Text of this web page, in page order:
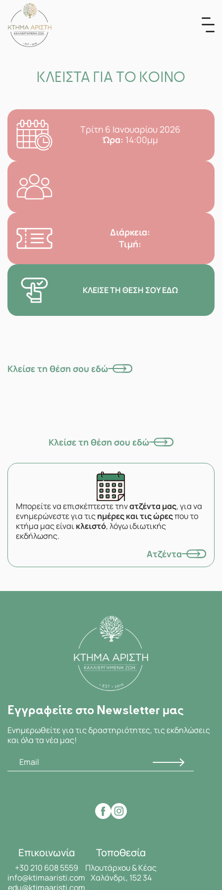
content
ΚΛΕΙΣΤΑ ΓΙΑ ΤΟ ΚΟΙΝΟ
Τρίτη 6 Ιανουαρίου 2026
Ώρα: 14:00μμ
Διάρκεια:
Τιμή:
ΚΛΕΊΣΕ ΤΗ ΘΈΣΗ ΣΟΥ ΕΔΏ
Κλείσε τη θέση σου εδώ
Κλείσε τη θέση σου εδώ
Μπορείτε να επισκέπτεστε τηνατζέντα μας, για να
ενημερώνεστε για τιςημέρες και τις ώρεςπου το
κτήμα μας είναικλειστό, λόγω ιδιωτικής
εκδήλωσης.
Ατζέντα
Εγγραφείτε στο Newsletter μας
Ενημερωθείτε για τις δραστηριότητες, τις εκδηλώσεις
και όλα τα νέα μας!
Επικοινωνία
+30 210 608 5559
info@ktimaaristi.com
edu@ktimaaristi.com
Τοποθεσία
Πλουτάρχου & Κέας
Χαλάνδρι, 152 34